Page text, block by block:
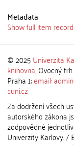
Metadata
Show full item record
© 2025 Univerzita
knihovna, Ovocný
Praha 1;email:
cuni.cz
Za dodržení všech
autorského zákona
zodpovědné
Univerzity Karlovy. /